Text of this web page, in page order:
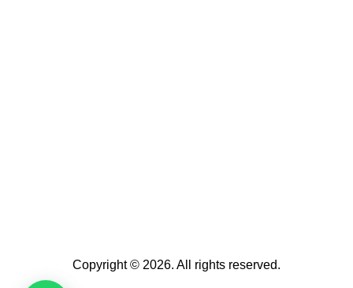
Copyright © 2026. All rights reserved.